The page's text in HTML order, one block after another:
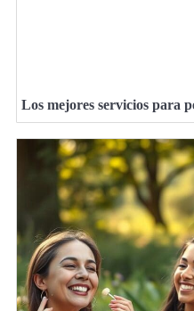
Los mejores servicios para